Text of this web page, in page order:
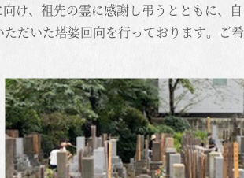
け、祖先の霊に感謝し弔うとともに、自
だいた塔婆回向を行っております。ご希